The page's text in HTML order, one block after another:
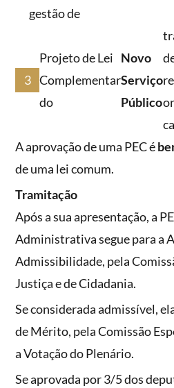
gestão de
Projeto de Lei
Complementar
do
Novo
Serviço
Público
A aprovação de uma PEC é
de uma lei comum.
Tramitação
Após a sua apresentação, a
Administrativa segue para a
Admissibilidade, pela
Justiça e de Cidadania.
Se considerada admissível,
de Mérito, pela Comissão
a Votação do Plenário.
Se aprovada por 3/5 dos